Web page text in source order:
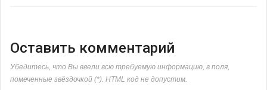
Оставить комментарий
Убедитесь, что Вы ввели всю требуемую информацию, в поля,
помеченные звёздочкой (*). HTML код не допустим.